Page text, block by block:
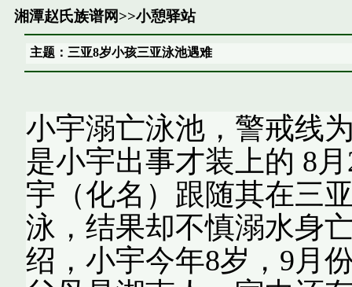
湘潭赵氏族谱网>>小憩驿站
主题：三亚8岁小孩三亚泳池遇难
小宇溺亡泳池，警戒线
是小宇出事才装上的 8
宇（化名）跟随其在三
泳，结果却不慎溺水身
绍，小宇今年8岁，9月